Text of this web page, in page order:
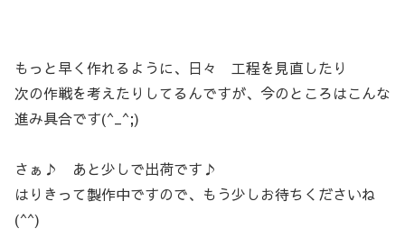
もっと早く作れるように、日々 工程を見直したり
次の作戦を考えたりしてるんですが、今のところはこんな
進み具合です(^_^;)
さぁ♪ あと少しで出荷です♪
はりきって製作中ですので、もう少しお待ちくださいね
(^^)